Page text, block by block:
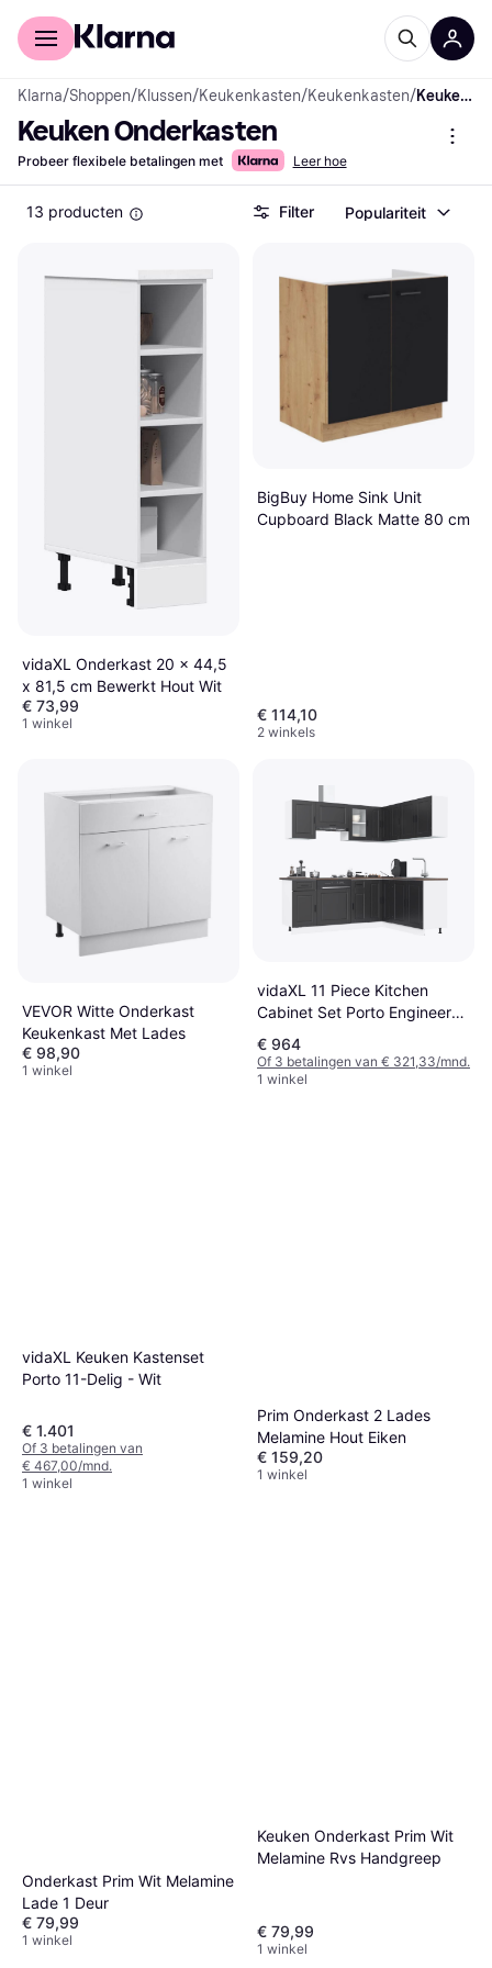
Voor shoppers
Klarna/Shoppen/Klussen/Keukenkasten/Keukenkasten/ Keuken Onderkasten
Keuken Onderkasten
Probeer flexibele betalingen met Leer hoe
13 producten Filter Populariteit
vidaXL Onderkast 20 x 44,5
x 81,5 cm Bewerkt Hout Wit
€ 73,99
1 winkel
BigBuy Home Sink Unit
Cupboard Black Matte 80 cm
€ 114,10
2 winkels
VEVOR Witte Onderkast
Keukenkast Met Lades
€ 98,90
1 winkel
vidaXL 11 Piece Kitchen
Cabinet Set Porto Engineered
Wood Black
€ 964
Of 3 betalingen van € 321,33/mnd.
1 winkel
vidaXL Keuken Kastenset
Porto 11-Delig - Wit
€ 1.401
Of 3 betalingen van
€ 467,00/mnd.
1 winkel
Prim Onderkast 2 Lades
Melamine Hout Eiken
€ 159,20
1 winkel
Onderkast Prim Wit Melamine
Lade 1 Deur
€ 79,99
1 winkel
Keuken Onderkast Prim Wit
Melamine Rvs Handgreep
€ 79,99
1 winkel